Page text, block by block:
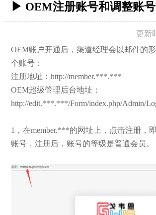
▶ OEM注册账号和调整账号
更新
OEM账户开通后，渠道经理会以邮件的
个账号：
注册地址：http://member.***.***
OEM超级管理后台地址：
http://edit.***.***/Form/index.php/Admin/
1，在member.***的网址上，点击注册，
账号，注册后，账号的等级是普通会员。